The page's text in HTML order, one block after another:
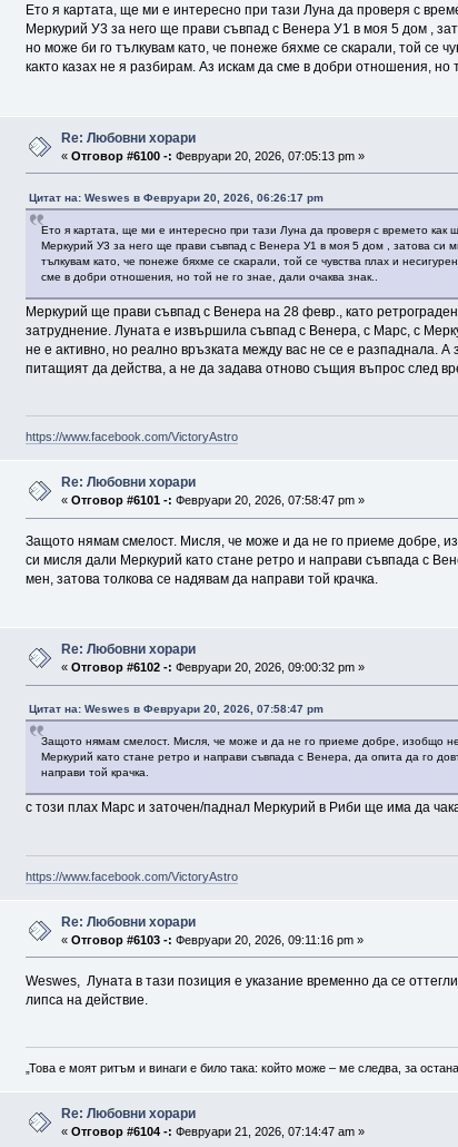
Ето я картата, ще ми е интересно при тази Луна да проверя с
Меркурий У3 за него ще прави съвпад с Венера У1 в моя 5 дом ,
но може би го тълкувам като, че понеже бяхме се скарали, той се
както казах не я разбирам. Аз искам да сме в добри отношения, но
Re: Любовни хорари
«Отговор #6100 -: Февруари 20, 2026, 07:05:13 pm »
Цитат на: Weswes в Февруари 20, 2026, 06:26:17 pm
Ето я картата, ще ми е интересно при тази Луна да проверя с времето
Меркурий У3 за него ще прави съвпад с Венера У1 в моя 5 дом , затова си
тълкувам като, че понеже бяхме се скарали, той се чувства плах и
сме в добри отношения, но той не го знае, дали очаква знак..
Меркурий ще прави съвпад с Венера на 28 февр., като
затруднение. Луната е извършила съвпад с Венера, с Марс, с
не е активно, но реално връзката между вас не се е разпаднала.
питащият да действа, а не да задава отново същия въпрос след
https://www.facebook.com/VictoryAstro
Re: Любовни хорари
«Отговор #6101 -: Февруари 20, 2026, 07:58:47 pm »
Защото нямам смелост. Мисля, че може и да не го приеме добре,
си мисля дали Меркурий като стане ретро и направи съвпада с
мен, затова толкова се надявам да направи той крачка.
Re: Любовни хорари
«Отговор #6102 -: Февруари 20, 2026, 09:00:32 pm »
Цитат на: Weswes в Февруари 20, 2026, 07:58:47 pm
Защото нямам смелост. Мисля, че може и да не го приеме добре, изобщо
Меркурий като стане ретро и направи съвпада с Венера, да опита да го
направи той крачка.
с този плах Марс и заточен/паднал Меркурий в Риби ще има да
https://www.facebook.com/VictoryAstro
Re: Любовни хорари
«Отговор #6103 -: Февруари 20, 2026, 09:11:16 pm »
Weswes, Луната в тази позиция е указание временно да се
липса на действие.
„Това е моят ритъм и винаги е било така: който може – ме следва, за
Re: Любовни хорари
«Отговор #6104 -: Февруари 21, 2026, 07:14:47 am »